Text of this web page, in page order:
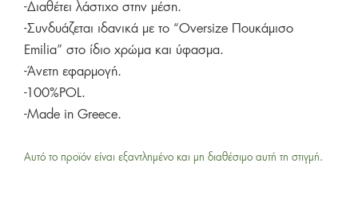
-Διαθέτει λάστιχο στην μέση.
-Συνδυάζεται ιδανικά με το “Oversize Πουκάμισο
Emilia” στο ίδιο χρώμα και ύφασμα.
-Άνετη εφαρμογή.
-100%POL.
-Made in Greece.
Αυτό το προϊόν είναι εξαντλημένο και μη διαθέσιμο αυτή τη στιγμή.